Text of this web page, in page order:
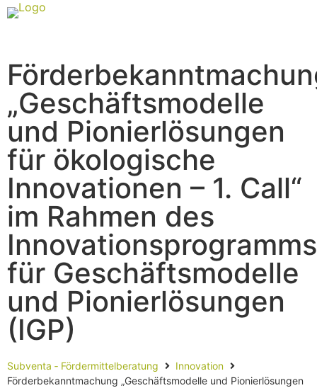
„Geschäftsmodelle
und Pionierlösungen
für ökologische
Innovationen – 1. Call“
im Rahmen des
Innovationsprogramms
für Geschäftsmodelle
und Pionierlösungen
(IGP)
Subventa ‐ Fördermittelberatung
Innovation
Förderbekanntmachung „Geschäftsmodelle und Pionierlösungen